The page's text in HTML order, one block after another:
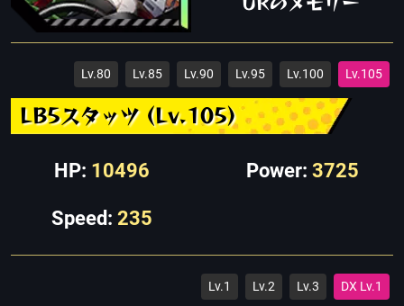
Lv.80 Lv.85 Lv.90 Lv.95 Lv.100 Lv.105
LB5スタッツ (Lv.105)
HP: 10496 Power: 3725
Speed: 235
Lv.1 Lv.2 Lv.3 DX Lv.1